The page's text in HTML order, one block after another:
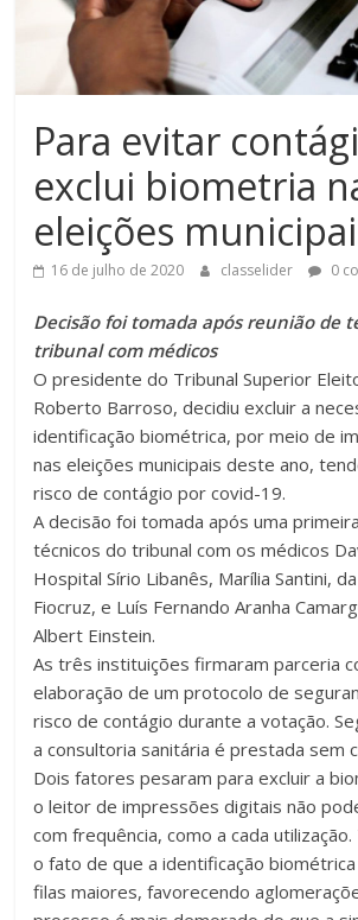
Para evitar
exclui biometria
eleições
16 de julho de 2020 classelider 0
Decisão foi tomada após reunião de
tribunal com médicos
O presidente do Tribunal Superior
Roberto Barroso, decidiu excluir a
identificação biométrica, por meio de
nas eleições municipais deste ano,
risco de contágio por covid-19.
A decisão foi tomada após uma
técnicos do tribunal com os médicos
Hospital Sírio Libanês, Marília Santini,
Fiocruz, e Luís Fernando Aranha
Albert Einstein.
As três instituições firmaram parceria
elaboração de um protocolo de
risco de contágio durante a votação.
a consultoria sanitária é prestada sem
Dois fatores pesaram para excluir a
o leitor de impressões digitais não
com frequência, como a cada
o fato de que a identificação
filas maiores, favorecendo